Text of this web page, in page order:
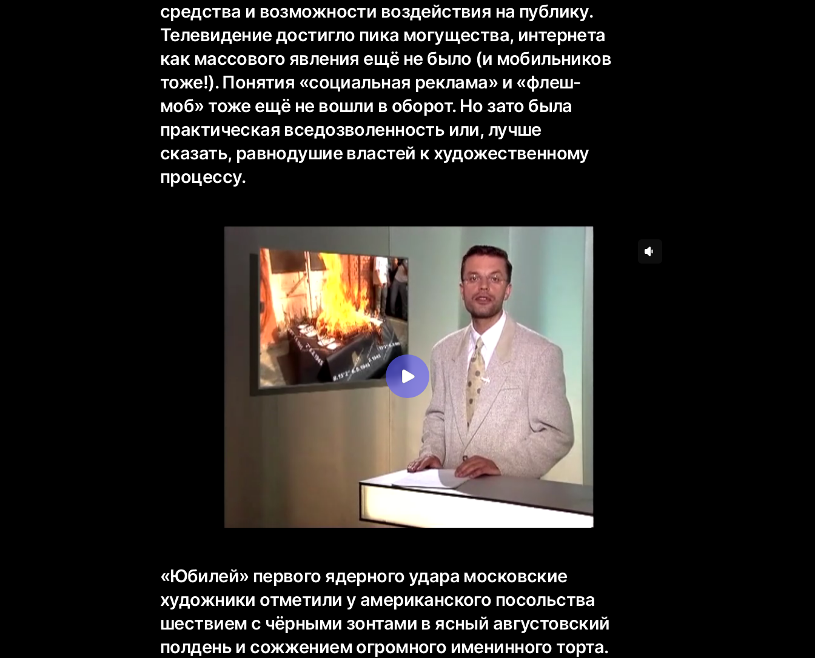
средства и возможности воздействия на публику.
Телевидение достигло пика могущества, интернета
как массового явления ещё не было (и мобильников
тоже!). Понятия «социальная реклама» и «флеш-
моб» тоже ещё не вошли в оборот. Но зато была
практическая вседозволенность или, лучше
сказать, равнодушие властей к художественному
процессу.
«Юбилей» первого ядерного удара московские
художники отметили у американского посольства
шествием с чёрными зонтами в ясный августовский
полдень и сожжением огромного именинного торта.